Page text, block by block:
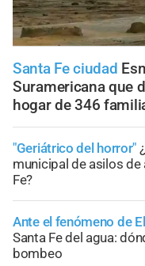
Santa Fe ciudad
Suramericana que
hogar de 346
"Geriátrico del horror"
municipal de asilos de
Fe?
Ante el fenómeno de
Santa Fe del agua:
bombeo